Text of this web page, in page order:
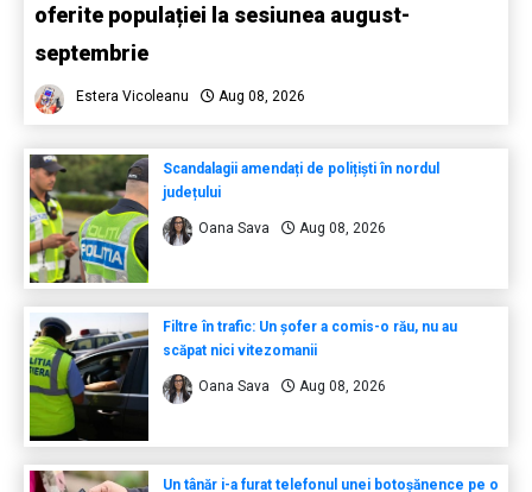
oferite populației la sesiunea august-
septembrie
Estera Vicoleanu Aug 08, 2026
Scandalagii amendați de polițiști în nordul
județului
Oana Sava Aug 08, 2026
Filtre în trafic: Un șofer a comis-o rău, nu au
scăpat nici vitezomanii
Oana Sava Aug 08, 2026
Un tânăr i-a furat telefonul unei botoșănence pe o